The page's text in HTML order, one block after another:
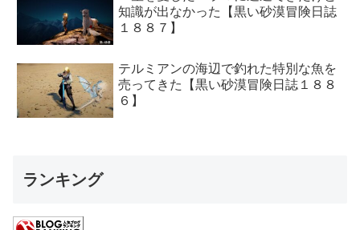
知識が出なかった【黒い砂漠冒険日誌
１８８７】
テルミアンの海辺で釣れた特別な魚を
売ってきた【黒い砂漠冒険日誌１８８
６】
ランキング